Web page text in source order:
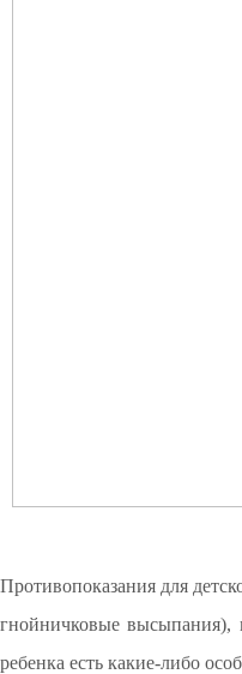
Противопоказания для
гнойничковые высыпания),
ребенка есть какие-либо